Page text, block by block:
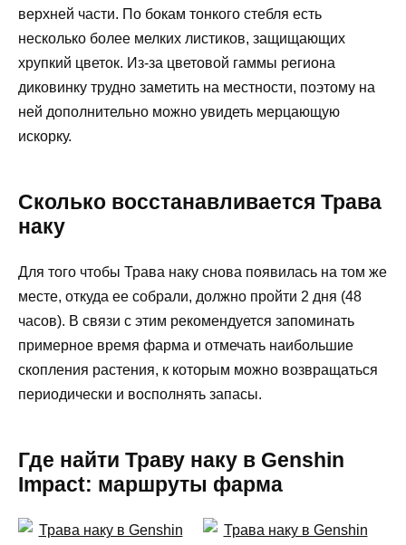
верхней части. По бокам тонкого стебля есть
несколько более мелких листиков, защищающих
хрупкий цветок. Из-за цветовой гаммы региона
диковинку трудно заметить на местности, поэтому на
ней дополнительно можно увидеть мерцающую
искорку.
Сколько восстанавливается Трава
наку
Для того чтобы Трава наку снова появилась на том же
месте, откуда ее собрали, должно пройти 2 дня (48
часов). В связи с этим рекомендуется запоминать
примерное время фарма и отмечать наибольшие
скопления растения, к которым можно возвращаться
периодически и восполнять запасы.
Где найти Траву наку в Genshin
Impact: маршруты фарма